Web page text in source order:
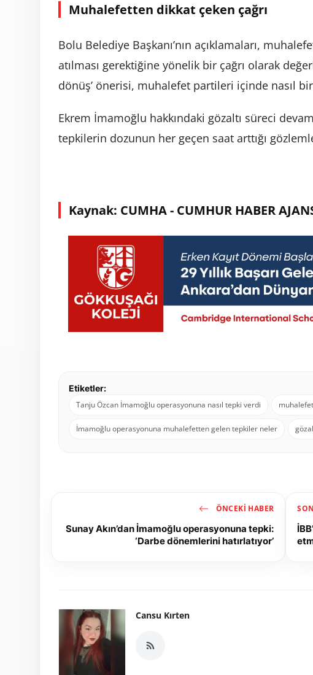
Muhalefetten dikkat çeken çağrı
Bolu Belediye Başkanı’nın açıklamaları,
atılması gerektiğine yönelik bir çağrı olarak
dönüş’ önerisi, muhalefet partileri içinde nasıl
Ekrem İmamoğlu hakkındaki gözaltı süreci
tepkilerin dozunun her geçen saat arttığı
Kaynak: CUMHA - CUMHUR HABER
Etiketler:
Tanju Özcan İmamoğlu operasyonuna nasıl tepki verdi
İmamoğlu operasyonuna muhalefetten gelen tepkiler neler
ÖNCEKI HABER
Sunay Akın’dan İmamoğlu operasyonuna tepki:
‘Darbe dönemlerini hatırlatıyor’
Cansu Kırten